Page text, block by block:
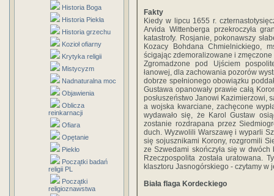
Historia Boga
Historia Piekła
Historia grzechu
Kozioł ofiarny
Krytyka religii
Mistycyzm
Nadnaturalna moc
Objawienia
Oblicza
reinkarnacji
Ofiara
Opętanie
Piekło
Początki badań
religii PL
Początki
religioznawstwa
Fakty
Kiedy w lipcu 1655 r.
Arvida Wittenberga przekroczyła
katastrofy. Rosjanie, pokonawszy
Kozacy Bohdana Chmielnickiego,
ścigając zdemoralizowane i zmęczone
Zgromadzone pod Ujściem
łanowej, dla zachowania pozorów
dobrze spełnionego obowiązku
Gustawa opanowały prawie całą
posłuszeństwo Janowi Kazimierzowi,
a wojska kwarciane, zachęcone
wydawało się, że Karol Gustaw
zostanie rozdrapana przez
duch. Wyzwolili Warszawę i wyparli
się sojusznikami Korony, rozgromili
ze Szwedami skończyła się w
Rzeczpospolita została uratowana.
klasztoru Jasnogórskiego - czytamy w
Biała flaga Kordeckiego